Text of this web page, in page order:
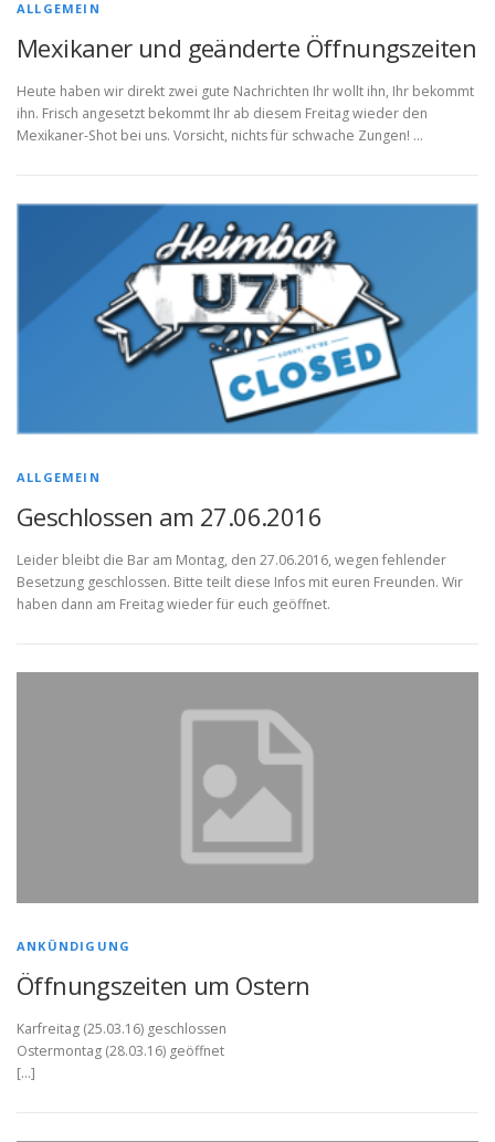
ALLGEMEIN
Mexikaner und geänderte Öffnungszeiten
Heute haben wir direkt zwei gute Nachrichten Ihr wollt ihn, Ihr bekommt
ihn. Frisch angesetzt bekommt Ihr ab diesem Freitag wieder den
Mexikaner-Shot bei uns. Vorsicht, nichts für schwache Zungen! …
ALLGEMEIN
Geschlossen am 27.06.2016
Leider bleibt die Bar am Montag, den 27.06.2016, wegen fehlender
Besetzung geschlossen. Bitte teilt diese Infos mit euren Freunden. Wir
haben dann am Freitag wieder für euch geöffnet.
ANKÜNDIGUNG
Öffnungszeiten um Ostern
Karfreitag (25.03.16) geschlossen
Ostermontag (28.03.16) geöffnet
[…]